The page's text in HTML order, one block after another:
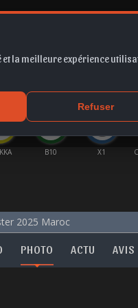
la meilleure expérience
Refuser
B10 X1
2025 Maroc
PHOTO ACTU AVIS